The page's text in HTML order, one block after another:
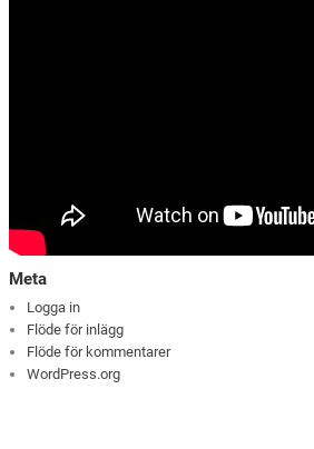
Meta
Logga in
Flöde för inlägg
Flöde för kommentarer
WordPress.org